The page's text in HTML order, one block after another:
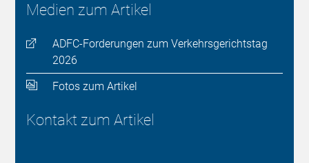
Medien zum Artikel
ADFC-Forderungen zum Verkehrsgerichtstag
2026
Fotos zum Artikel
Kontakt zum Artikel